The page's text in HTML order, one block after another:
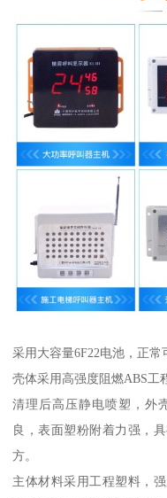
采用大容量6F22电池，正常
壳体采用高强度阻燃ABS工
清理后高压静电喷塑，外
良，表面塑粉附着力强，
方。
主体材料采用工程塑料，